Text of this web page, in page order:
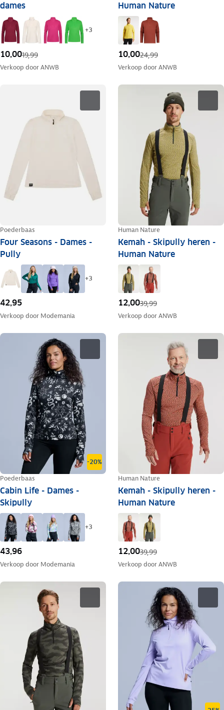
dames
+3
10,0019,99
Verkoop doorANWB
Human Nature
10,0024,99
Verkoop doorANWB
Poederbaas
Four Seasons - Dames -
Pully
+3
42,95
Verkoop door Modemania
Human Nature
Kemah - Skipully heren -
Human Nature
12,0039,99
Verkoop doorANWB
-20%
Poederbaas
Cabin Life - Dames -
Skipully
+3
43,96
Verkoop door Modemania
Human Nature
Kemah - Skipully heren -
Human Nature
12,0039,99
Verkoop doorANWB